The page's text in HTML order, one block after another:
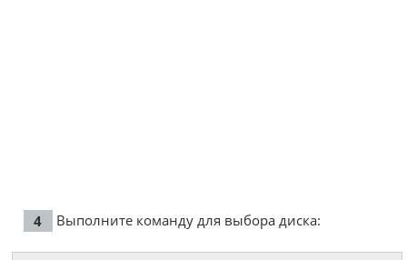
Выполните команду для выбора диска: